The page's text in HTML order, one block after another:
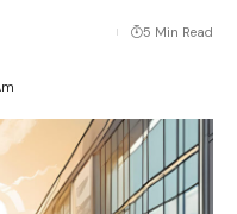
5 Min Read